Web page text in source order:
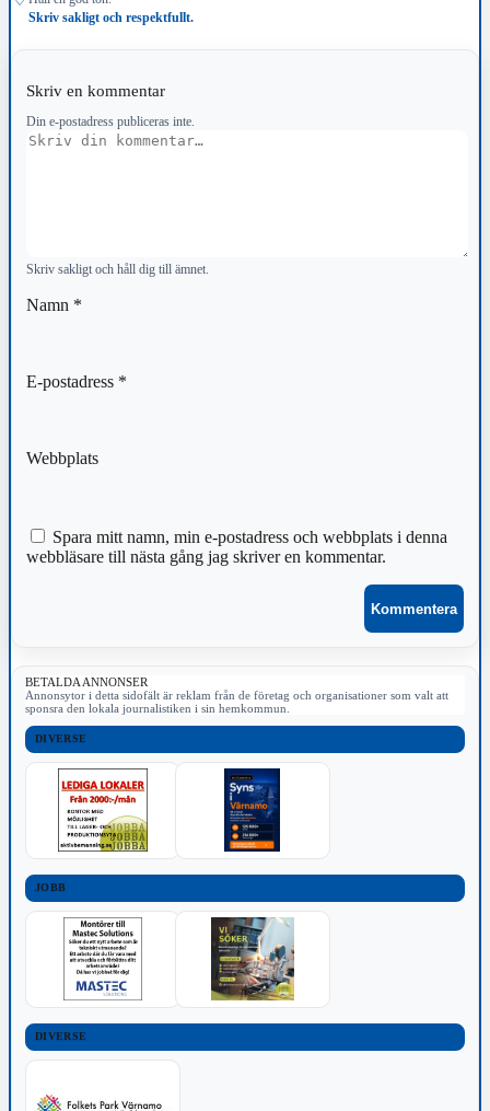
Skriv sakligt och respektfullt.
Skriv en kommentar
Din e-postadress publiceras inte.
Kommentar
Skriv sakligt och håll dig till ämnet.
Namn *
E-postadress *
Webbplats
Spara mitt namn, min e-postadress och webbplats i denna
webbläsare till nästa gång jag skriver en kommentar.
BETALDA ANNONSER
Annonsytor i detta sidofält är reklam från de företag och organisationer som valt att
sponsra den lokala journalistiken i sin hemkommun.
DIVERSE
JOBB
DIVERSE